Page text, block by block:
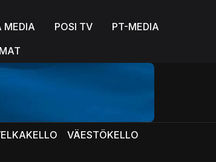
MEDIA POSI TV
PT-MEDIA
VÄESTÖKELLO